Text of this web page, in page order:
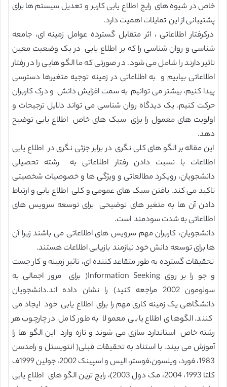
خاص در شیوه های رایج اطلاع یابی کاربر و تعدیل سیستم ها برای
پشتیبانی از این تمایلات اهمیت دارد.
درکرفتار اطلاعاتی ، اثر متقابل گسترده عوامل زمینه ای، جامعه
شناسی و روان شناسی را که بر اطلاع یابی در یک وضعیت معین
تاثیر دارند را شامل می شود. در صورتی که ما الگو هایی را در رفتار
اطلاعاتی بیابیم و به اطلاعاتی در زمینه توجیه متغیرها دسترسی
پیدا کنیم، بیشتر می توانیم به سمت افزایش دانش و درک کاربران
حرکت کنیم. یک دیدگاه روان شناسی می تواند دلایل ترجیحات و
اولویت های معمول را برای سبک های خاص اطلاع یابی توضیح
دهد.
این مقاله بر الگو های کلی نگری در برابر جزئی نگری در اطلاع یابی
اطلاعات با نسبت دادن رفتار اطلاعاتی به رشته تحصیلی
دانشجویان، رویکرد مطالعاتی و ویژگی ها و خصوصیات شخصیتی
تاکید می کند. یافتن سبک های عمومی و کلی اطلاع یابی و ارتباط
دادن آن ها به متغیر های توضیحی برای توسعه سرویس های
اطلاعاتی به شدت سودمند است.
دانشجویان، کاربران مهم سرویس های اطلاعاتی می باشند زیرا آن
ها برای توسعه دانش خود نیازمند بازیابی اطلاعات هستند.
تحقیقات گسترده به طور متقاعد کننده ای، تاثیر زمینه و کار جست
و جو را بر روی Information Seeking( برای مرور اجمالی به
سولومون 2002 مراجعه کنید) را نشان داده اند.دانشجویان
دانشگاهی یک زمینه کاری مهم را برای اطلاع یابی خود ایجاد می
کنند. الگوهای اطلاع یابی معمولا به طور کامل در چارچوب هر
رشته خاص استاندارد سازی می شوند و تازه وارد این الگو ها را
آموزش می بیند. با استناد به تحقیقات قبلی( انتویستل و رامدسن
1983، فورد، ویلسون،فوستر، الیس و اسپینک 2002، جولین 1999ف
کلتا 1993، 2004، مک دول 2003)، رایج ترین الگو های اطلاع یابی